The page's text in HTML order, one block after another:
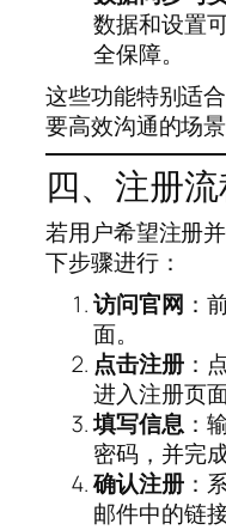
数据和设置
全保障。
这些功能特别适
要高效沟通的场景
四、注册
若用户希望注册
下步骤进行：
访问官网 ：
面。
点击注册：
进入注册页面
填写信息：
密码，并完
确认注册：
邮件中的链